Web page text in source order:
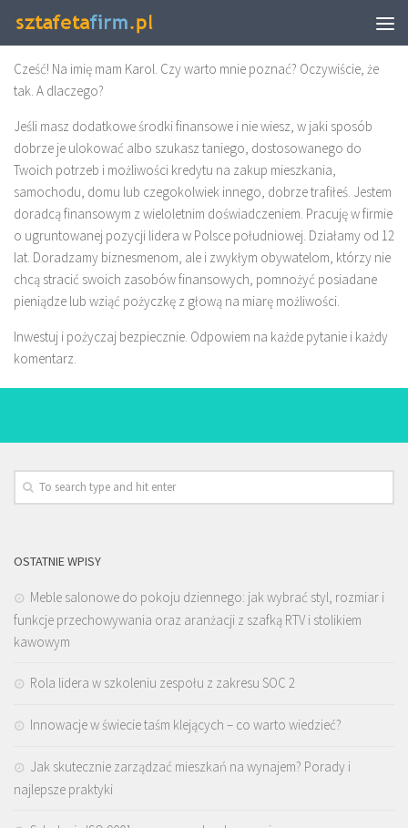
PROJEKT
Cześć! Na imię mam Karol. Czy warto mnie poznać? Oczywiście, że
tak. A dlaczego?
Jeśli masz dodatkowe środki finansowe i nie wiesz, w jaki sposób
dobrze je ulokować albo szukasz taniego, dostosowanego do
Twoich potrzeb i możliwości kredytu na zakup mieszkania,
samochodu, domu lub czegokolwiek innego, dobrze trafiłeś. Jestem
doradcą finansowym z wieloletnim doświadczeniem. Pracuję w firmie
o ugruntowanej pozycji lidera w Polsce południowej. Działamy od 12
lat. Doradzamy biznesmenom, ale i zwykłym obywatelom, którzy nie
chcą stracić swoich zasobów finansowych, pomnożyć posiadane
pieniądze lub wziąć pożyczkę z głową na miarę możliwości.
Inwestuj i pożyczaj bezpiecznie. Odpowiem na każde pytanie i każdy
komentarz.
OSTATNIE WPISY
Meble salonowe do pokoju dziennego: jak wybrać styl, rozmiar i
funkcje przechowywania oraz aranżacji z szafką RTV i stolikiem
kawowym
Rola lidera w szkoleniu zespołu z zakresu SOC 2
Innowacje w świecie taśm klejących – co warto wiedzieć?
Jak skutecznie zarządzać mieszkań na wynajem? Porady i
najlepsze praktyki